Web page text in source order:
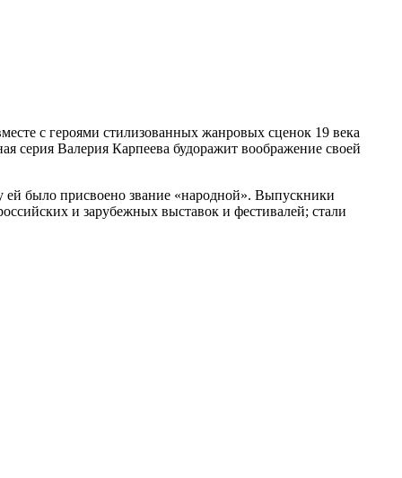
с героями стилизованных жанровых сценок 19 века
серия Валерия Карпеева будоражит воображение своей
ей было присвоено звание «народной». Выпускники
и зарубежных выставок и фестивалей; стали